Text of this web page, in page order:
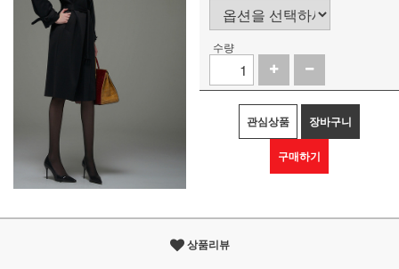
수량
관심상품 장바구니
구매하기
상품리뷰